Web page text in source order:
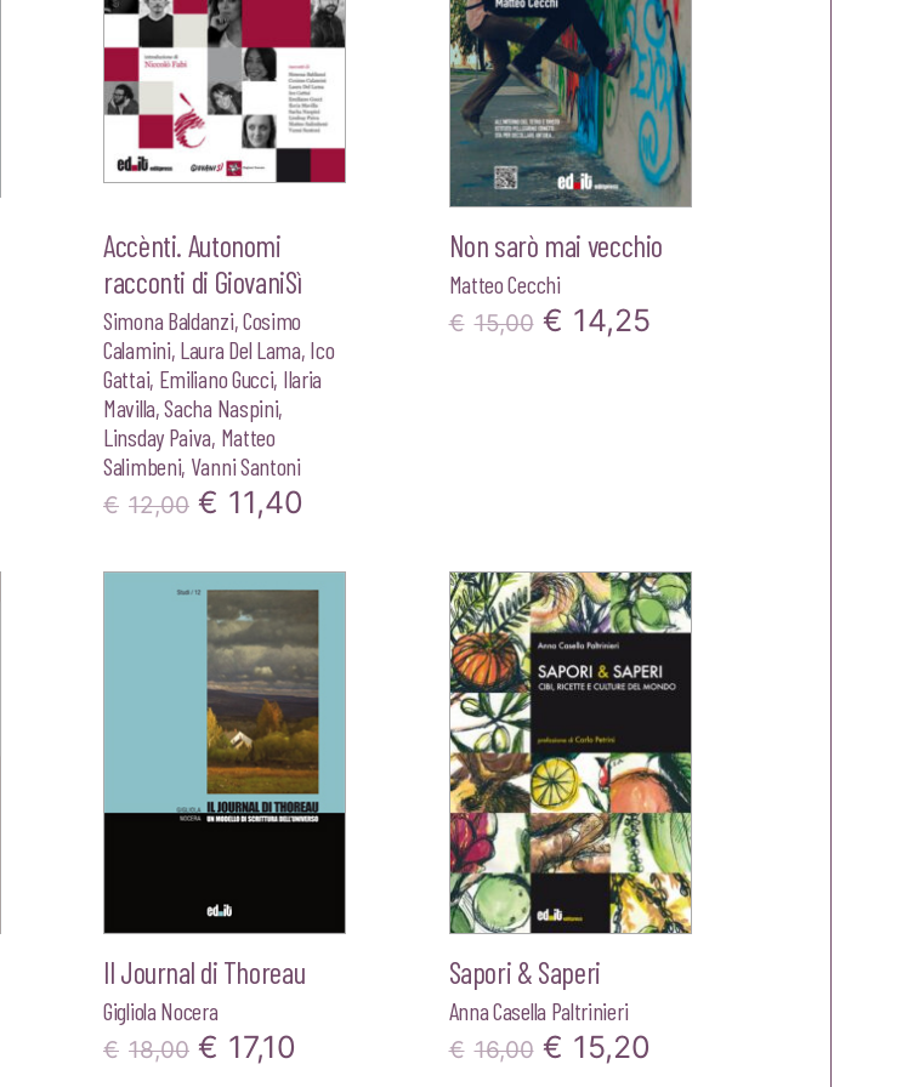
Accènti. Autonomi
racconti di GiovaniSì
Simona Baldanzi,Cosimo
Calamini, Laura Del Lama, Ico
Gattai, Emiliano Gucci, Ilaria
Mavilla,Sacha Naspini,
Linsday Paiva, Matteo
Salimbeni, Vanni Santoni
€ 12,00 Il
originale
era:
€12,00.
€ 11,40
attuale
è:
€11,40.
Non sarò mai vecchio
Matteo Cecchi
€ 15,00 Il
€ 14,25Il
Il Journal di Thoreau
Gigliola Nocera
€ 18,00 Il
€ 17,10
Sapori & Saperi
Anna Casella Paltrinieri
€ 16,00 Il
€ 15,20